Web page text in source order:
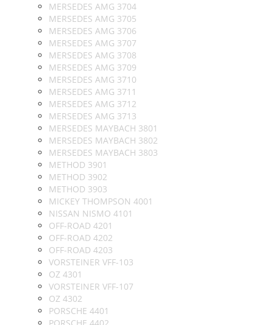
MERSEDES AMG 3704
MERSEDES AMG 3705
MERSEDES AMG 3706
MERSEDES AMG 3707
MERSEDES AMG 3708
MERSEDES AMG 3709
MERSEDES AMG 3710
MERSEDES AMG 3711
MERSEDES AMG 3712
MERSEDES AMG 3713
MERSEDES MAYBACH 3801
MERSEDES MAYBACH 3802
MERSEDES MAYBACH 3803
METHOD 3901
METHOD 3902
METHOD 3903
MICKEY THOMPSON 4001
NISSAN NISMO 4101
OFF-ROAD 4201
OFF-ROAD 4202
OFF-ROAD 4203
VORSTEINER VFF-103
OZ 4301
VORSTEINER VFF-107
OZ 4302
PORSCHE 4401